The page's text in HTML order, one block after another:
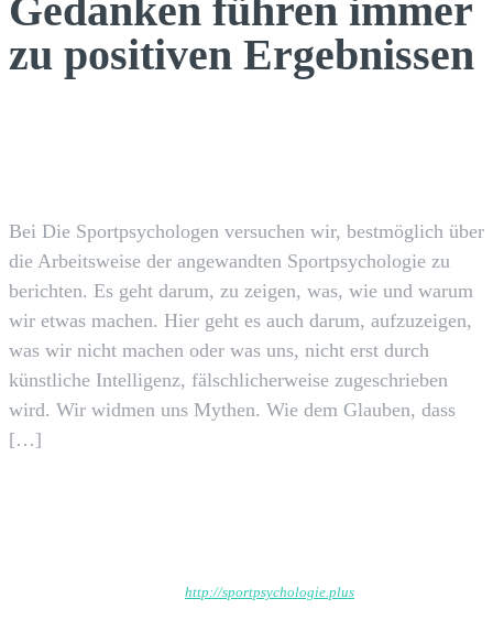
Gedanken führen immer
zu positiven Ergebnissen
Bei Die Sportpsychologen versuchen wir, bestmöglich über
die Arbeitsweise der angewandten Sportpsychologie zu
berichten. Es geht darum, zu zeigen, was, wie und warum
wir etwas machen. Hier geht es auch darum, aufzuzeigen,
was wir nicht machen oder was uns, nicht erst durch
künstliche Intelligenz, fälschlicherweise zugeschrieben
wird. Wir widmen uns Mythen. Wie dem Glauben, dass
[…]
http://sportpsychologie.plus